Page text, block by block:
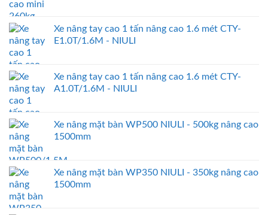
Xe nâng tay cao 1 tấn nâng cao 1.6 mét CTY-
E1.0T/1.6M - NIULI
Xe nâng tay cao 1 tấn nâng cao 1.6 mét CTY-
A1.0T/1.6M - NIULI
Xe nâng mặt bàn WP500 NIULI - 500kg nâng cao
1500mm
Xe nâng mặt bàn WP350 NIULI - 350kg nâng cao
1500mm